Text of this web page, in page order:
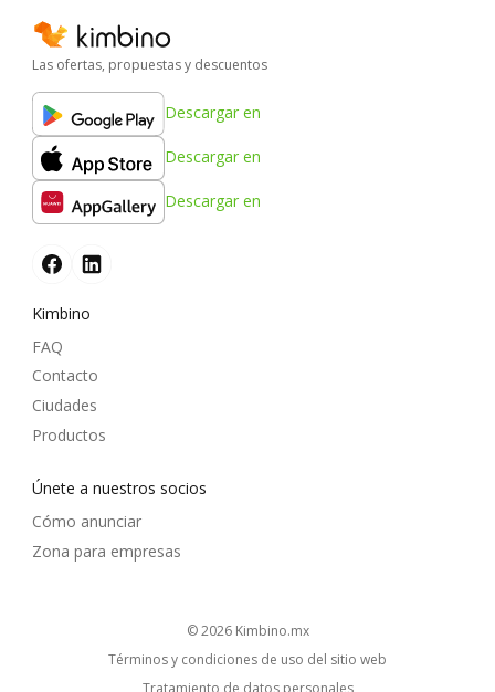
Las ofertas, propuestas y descuentos
Descargar en
Descargar en
Descargar en
Kimbino
FAQ
Contacto
Ciudades
Productos
Únete a nuestros socios
Cómo anunciar
Zona para empresas
© 2026 kimbino.mx
Términos y condiciones de uso del sitio web